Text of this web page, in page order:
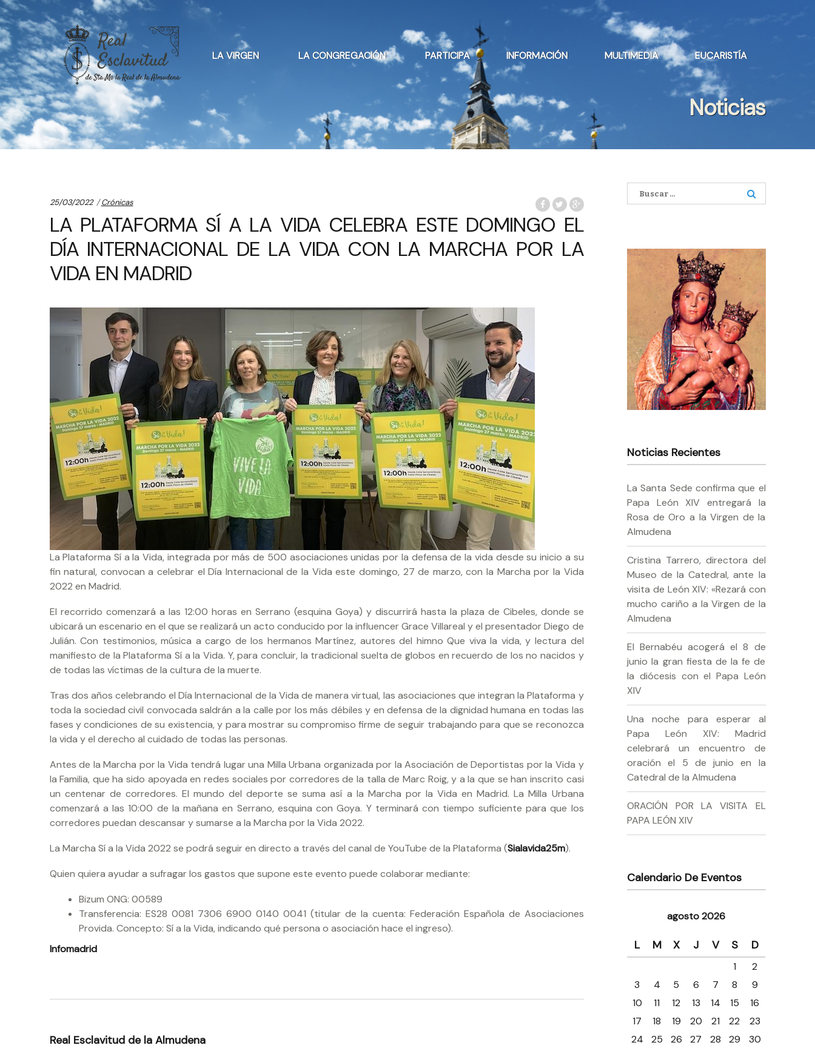
Skip
to
navigation
Skip
to
content
LA VIRGEN LA CONGREGACIÓN PARTICIPA INFORMACIÓN MULTIMEDIA EUCARISTÍA
Noticias
25/03/2022 Categories:
Crónicas
LA PLATAFORMA SÍ A LA VIDA CELEBRA ESTE DOMINGO EL
DÍA INTERNACIONAL DE LA VIDA CON LA MARCHA POR LA
VIDA EN MADRID
La Plataforma Sí a la Vida, integrada por más de 500 asociaciones unidas por la defensa de la vida desde su inicio a su
fin natural, convocan a celebrar el Día Internacional de la Vida este domingo, 27 de marzo, con la Marcha por la Vida
2022 en Madrid.
El recorrido comenzará a las 12:00 horas en Serrano (esquina Goya) y discurrirá hasta la plaza de Cibeles, donde se
ubicará un escenario en el que se realizará un acto conducido por la influencer Grace Villareal y el presentador Diego de
Julián. Con testimonios, música a cargo de los hermanos Martínez, autores del himno Que viva la vida, y lectura del
manifiesto de la Plataforma Sí a la Vida. Y, para concluir, la tradicional suelta de globos en recuerdo de los no nacidos y
de todas las víctimas de la cultura de la muerte.
Tras dos años celebrando el Día Internacional de la Vida de manera virtual, las asociaciones que integran la Plataforma y
toda la sociedad civil convocada saldrán a la calle por los más débiles y en defensa de la dignidad humana en todas las
fases y condiciones de su existencia, y para mostrar su compromiso firme de seguir trabajando para que se reconozca
la vida y el derecho al cuidado de todas las personas.
Antes de la Marcha por la Vida tendrá lugar una Milla Urbana organizada por la Asociación de Deportistas por la Vida y
la Familia, que ha sido apoyada en redes sociales por corredores de la talla de Marc Roig, y a la que se han inscrito casi
un centenar de corredores. El mundo del deporte se suma así a la Marcha por la Vida en Madrid. La Milla Urbana
comenzará a las 10:00 de la mañana en Serrano, esquina con Goya. Y terminará con tiempo suficiente para que los
corredores puedan descansar y sumarse a la Marcha por la Vida 2022.
La Marcha Sí a la Vida 2022 se podrá seguir en directo a través del canal de YouTube de la Plataforma (Sialavida25m).
Quien quiera ayudar a sufragar los gastos que supone este evento puede colaborar mediante:
Bizum ONG: 00589
Transferencia: ES28 0081 7306 6900 0140 0041 (titular de la cuenta: Federación Española de Asociaciones
Provida. Concepto: Sí a la Vida, indicando qué persona o asociación hace el ingreso).
Infomadrid
Real Esclavitud de la Almudena
Buscar:
Noticias Recientes
La Santa Sede confirma que el
Papa León XIV entregará la
Rosa de Oro a la Virgen de la
Almudena
Cristina Tarrero, directora del
Museo de la Catedral, ante la
visita de León XIV: «Rezará con
mucho cariño a la Virgen de la
Almudena
El Bernabéu acogerá el 8 de
junio la gran fiesta de la fe de
la diócesis con el Papa León
XIV
Una noche para esperar al
Papa León XIV: Madrid
celebrará un encuentro de
oración el 5 de junio en la
Catedral de la Almudena
ORACIÓN POR LA VISITA EL
PAPA LEÓN XIV
Calendario De Eventos
agosto 2026
L M X J V S D
1
2
3
4 5 6 7 8
9
10
11 12 13 14 15
16
17
18 19 20 21 22
23
24
25 26 27 28 29
30